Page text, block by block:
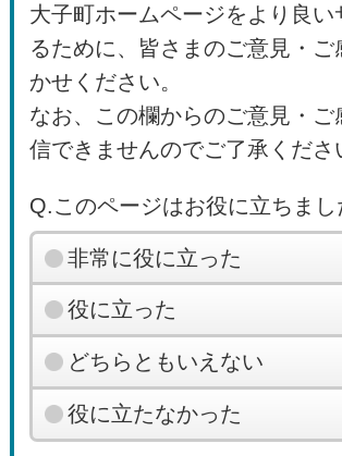
大子町ホームページをより良い
るために、皆さまのご意見・ご
かせください。
なお、この欄からのご意見・ご
信できませんのでご了承くださ
Q.このページはお役に立ちまし
非常に役に立った
役に立った
どちらともいえない
役に立たなかった